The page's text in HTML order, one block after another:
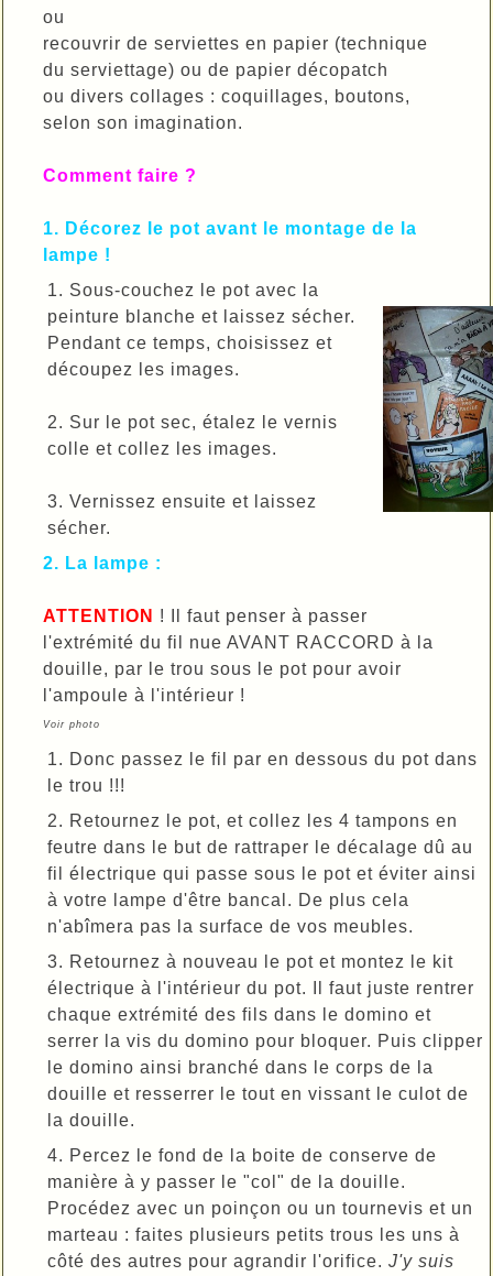
ou
recouvrir de serviettes en papier (technique
du serviettage) ou de papier décopatch
ou divers collages : coquillages, boutons,
selon son imagination.
Comment faire ?
1. Décorez le pot avant le montage de la
lampe !
1. Sous-couchez le pot avec la
peinture blanche et laissez sécher.
Pendant ce temps, choisissez et
découpez les images.
2. Sur le pot sec, étalez le vernis
colle et collez les images.
3. Vernissez ensuite et laissez
sécher.
2. La lampe :
ATTENTION ! Il faut penser à passer
l'extrémité du fil nue AVANT RACCORD à la
douille, par le trou sous le pot pour avoir
l'ampoule à l'intérieur !
Voir photo
1. Donc passez le fil par en dessous du pot dans
le trou !!!
2. Retournez le pot, et collez les 4 tampons en
feutre dans le but de rattraper le décalage dû au
fil électrique qui passe sous le pot et éviter ainsi
à votre lampe d'être bancal. De plus cela
n'abîmera pas la surface de vos meubles.
3. Retournez à nouveau le pot et montez le kit
électrique à l'intérieur du pot. Il faut juste rentrer
chaque extrémité des fils dans le domino et
serrer la vis du domino pour bloquer. Puis clipper
le domino ainsi branché dans le corps de la
douille et resserrer le tout en vissant le culot de
la douille.
4. Percez le fond de la boite de conserve de
manière à y passer le "col" de la douille.
Procédez avec un poinçon ou un tournevis et un
marteau : faites plusieurs petits trous les uns à
côté des autres pour agrandir l'orifice. J'y suis